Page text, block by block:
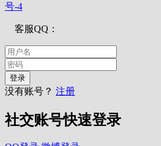
号-4
客服QQ：
没有账号？ 注册
社交账号快速登录